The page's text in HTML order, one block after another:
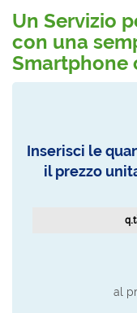
Un Servizio
con una
Smartphone
Inserisci le
il prezzo
al